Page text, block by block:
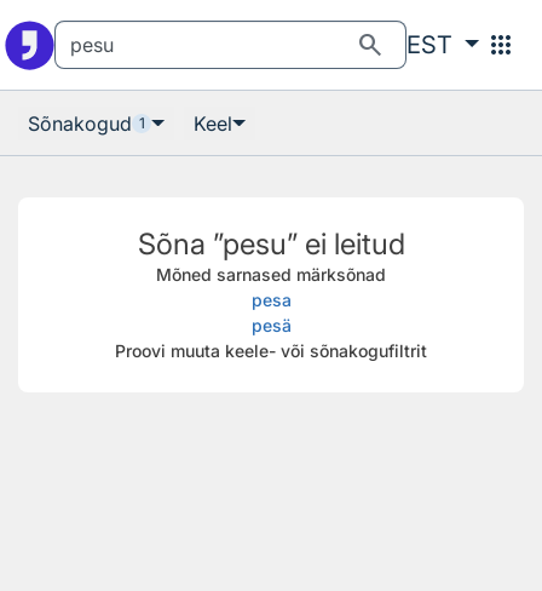
search EST apps
Sõnakogud 1 Keel
Sõna ”pesu” ei leitud
Mõned sarnased märksõnad
pesa
pesä
Proovi muuta keele- või sõnakogufiltrit